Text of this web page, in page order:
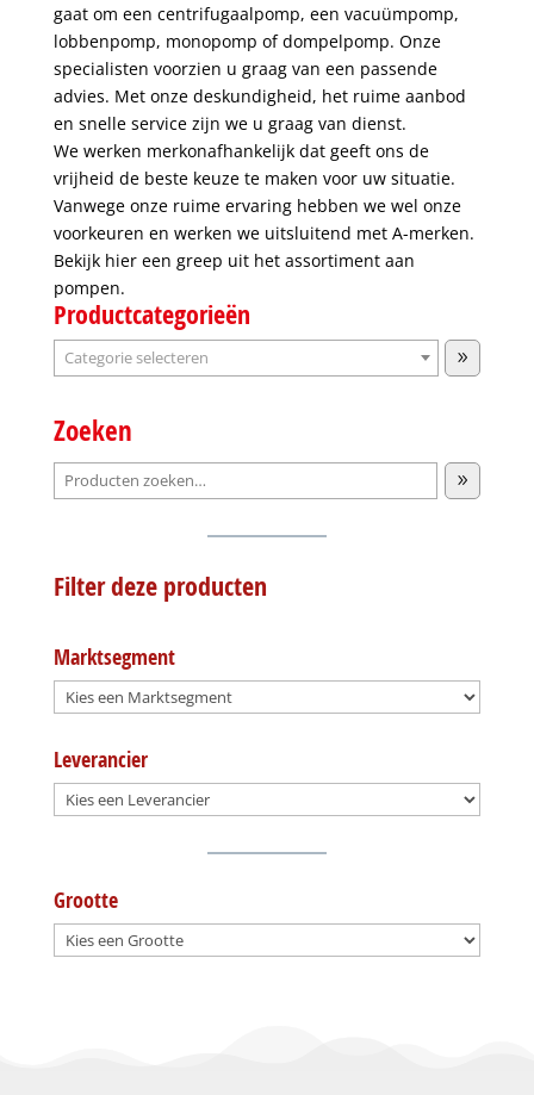
gaat om een centrifugaalpomp, een vacuümpomp,
lobbenpomp, monopomp of dompelpomp. Onze
specialisten voorzien u graag van een passende
advies. Met onze deskundigheid, het ruime aanbod
en snelle service zijn we u graag van dienst.
We werken merkonafhankelijk dat geeft ons de
vrijheid de beste keuze te maken voor uw situatie.
Vanwege onze ruime ervaring hebben we wel onze
voorkeuren en werken we uitsluitend met A-merken.
Bekijk hier een greep uit het assortiment aan
pompen.
Productcategorieën
Categorie
selecteren
Zoeken
Filter deze producten
Marktsegment
Leverancier
Grootte